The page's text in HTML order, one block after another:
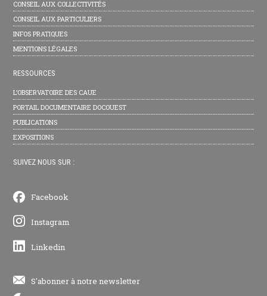
CONSEIL AUX COLLECTIVITÉS
CONSEIL AUX PARTICULIERS
INFOS PRATIQUES
MENTIONS LÉGALES
RESSOURCES
L’OBSERVATOIRE DES CAUE
PORTAIL DOCUMENTAIRE DOCOUEST
PUBLICATIONS
EXPOSITIONS
SUIVEZ NOUS SUR :
Facebook
Instagram
Linkedin
S'abonner à notre newsletter